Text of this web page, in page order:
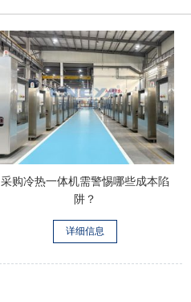
采购冷热一体机需警惕哪些成本陷
阱？
详细信息